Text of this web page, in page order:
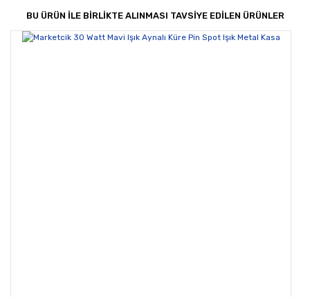
Yorum Yaz
Ürün resmi kalitesiz, bozuk veya görüntülenemiyor.
BU ÜRÜN İLE BİRLİKTE ALINMASI TAVSİYE EDİLEN ÜRÜNLER